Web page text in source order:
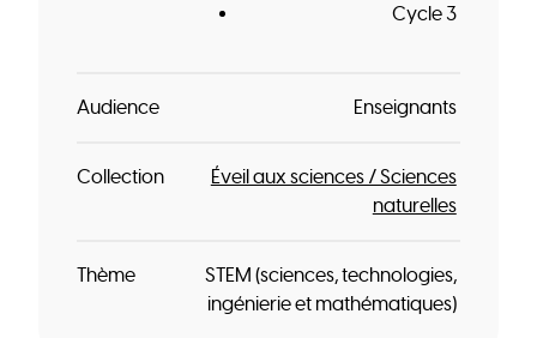
Cycle 3
Audience Enseignants
Collection
Éveil aux sciences / Sciences
naturelles
Thème
STEM (sciences, technologies,
ingénierie et mathématiques)